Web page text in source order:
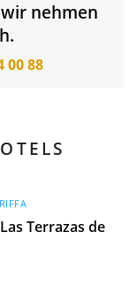
nehmen
00 88
Terrazas de